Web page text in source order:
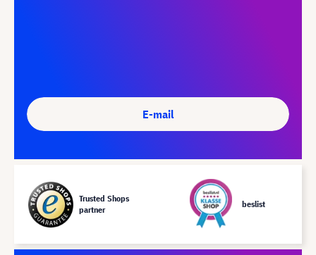
E-mail
Trusted Shops
partner
beslist